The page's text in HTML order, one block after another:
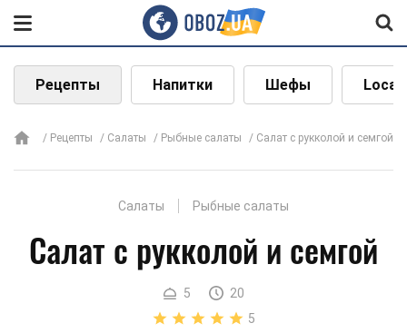
Рецепты Напитки Шефы Local
Рецепты Салаты Рыбные салаты Салат с рукколой и семгой
Салаты Рыбные салаты
Салат с рукколой и семгой
5
20
5